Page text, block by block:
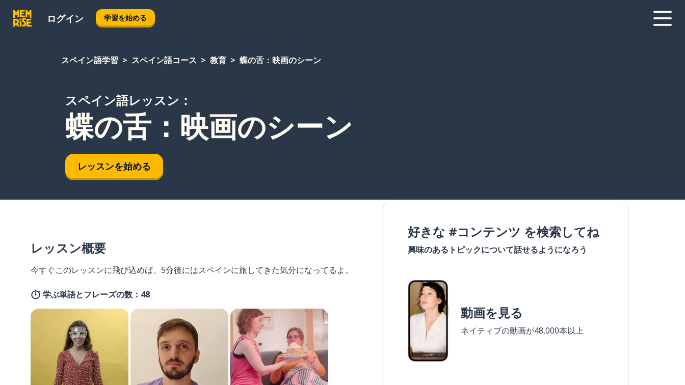
ログイン 学習を始める
スペイン語学習 スペイン語コース 教育 蝶の舌：映画のシーン
スペイン語レッスン：
蝶の舌：映画のシーン
レッスンを始める
レッスン概要
今すぐこのレッスンに飛び込めば、5分後にはスペインに旅してきた気分になってるよ。
学ぶ単語とフレーズの数：48
好きな #コンテンツ を検索してね
興味のあるトピックについて話せるようになろう
動画を見る
ネイティブの動画が48,000本以上